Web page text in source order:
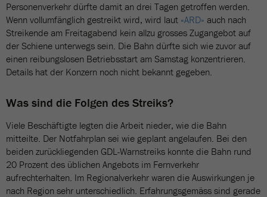
Personenverkehr dürfte damit an drei Tagen getroffen werden.
Wenn vollumfänglich gestreikt wird, wird laut «ARD» auch nach
Streikende am Freitagabend kein allzu grosses Zugangebot auf
der Schiene unterwegs sein. Die Bahn dürfte sich wie zuvor auf
einen reibungslosen Betriebsstart am Samstag konzentrieren.
Details hat der Konzern noch nicht bekannt gegeben.
Was sind die Folgen des Streiks?
Viele Beschäftigte legten die Arbeit nieder, wie die Bahn
mitteilte. Der Notfahrplan sei wie geplant angelaufen. Bei den
beiden zurückliegenden GDL-Warnstreiks konnte die Bahn rund
20 Prozent des üblichen Angebots im Fernverkehr
aufrechterhalten. Im Regionalverkehr waren die Auswirkungen je
nach Region sehr unterschiedlich. Erfahrungsgemäss sind gerade